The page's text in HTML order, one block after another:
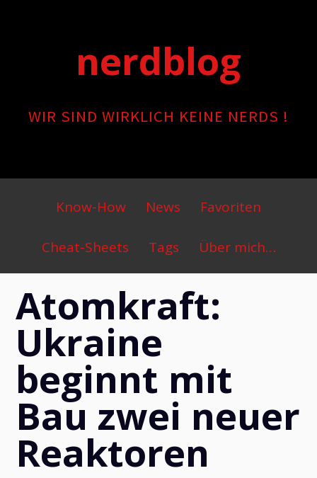
nerdblog
WIR SIND WIRKLICH KEINE NERDS !
Primary
Menu
Know-How News Favoriten
Cheat-Sheets Tags Über mich…
Atomkraft:
Ukraine
beginnt mit
Bau zwei neuer
Reaktoren